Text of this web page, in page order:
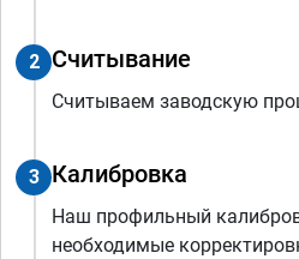
2 Считывание
Считываем заводскую
3 Калибровка
Наш профильный
необходимые